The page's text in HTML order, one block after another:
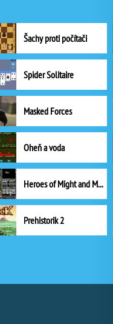
Šachy proti počítači
Spider Solitaire
Masked Forces
Oheň a voda
Heroes of Might and Magic II
Prehistorik 2